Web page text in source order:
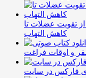
تقویت عضلات تا
کاهش التهاب
و اوقات فراغت